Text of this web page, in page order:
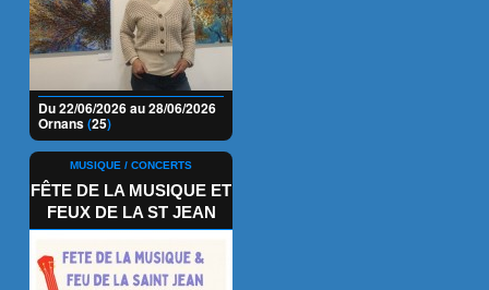
Du 22/06/2026 au 28/06/2026
Ornans(25)
MUSIQUE / CONCERTS
FÊTE DE LA MUSIQUE ET
FEUX DE LA ST JEAN